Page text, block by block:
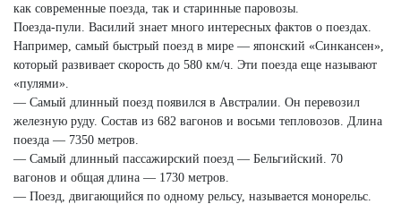
как современные поезда, так и старинные паровозы.
Поезда-пули. Василий знает много интересных фактов о поездах.
Например, самый быстрый поезд в мире — японский «Синкансен»,
который развивает скорость до 580 км/ч. Эти поезда еще называют
«пулями».
— Самый длинный поезд появился в Австралии. Он перевозил
железную руду. Состав из 682 вагонов и восьми тепловозов. Длина
поезда — 7350 метров.
— Самый длинный пассажирский поезд — Бельгийский. 70
вагонов и общая длина — 1730 метров.
— Поезд, двигающийся по одному рельсу, называется монорельс.